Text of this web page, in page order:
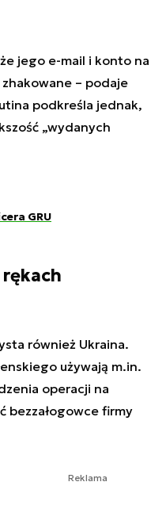
jego e-mail i konto na
– podaje
podkreśla jednak,
„wydanych
GRU
również Ukraina.
używają m.in.
operacji na
bezzałogowce firmy
Reklama